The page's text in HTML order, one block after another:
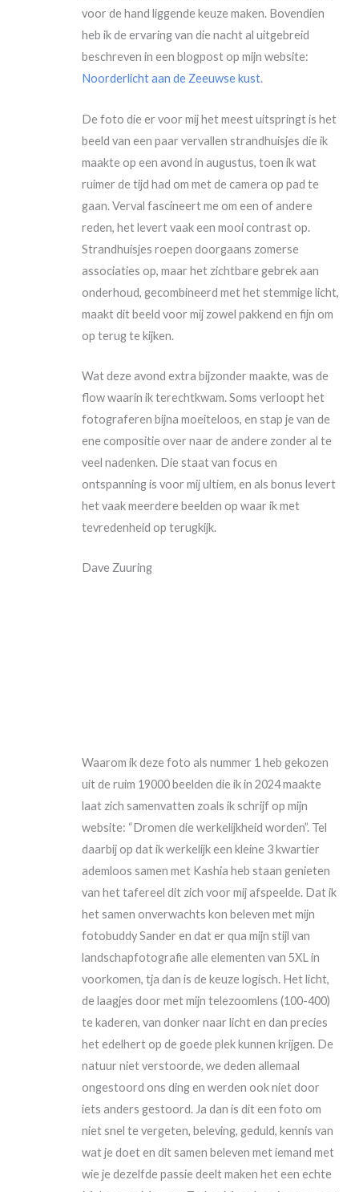
voor de hand liggende keuze maken. Bovendien
heb ik de ervaring van die nacht al uitgebreid
beschreven in een blogpost op mijn website:
Noorderlicht aan de Zeeuwse kust.
De foto die er voor mij het meest uitspringt is het
beeld van een paar vervallen strandhuisjes die ik
maakte op een avond in augustus, toen ik wat
ruimer de tijd had om met de camera op pad te
gaan. Verval fascineert me om een of andere
reden, het levert vaak een mooi contrast op.
Strandhuisjes roepen doorgaans zomerse
associaties op, maar het zichtbare gebrek aan
onderhoud, gecombineerd met het stemmige licht,
maakt dit beeld voor mij zowel pakkend en fijn om
op terug te kijken.
Wat deze avond extra bijzonder maakte, was de
flow waarin ik terechtkwam. Soms verloopt het
fotograferen bijna moeiteloos, en stap je van de
ene compositie over naar de andere zonder al te
veel nadenken. Die staat van focus en
ontspanning is voor mij ultiem, en als bonus levert
het vaak meerdere beelden op waar ik met
tevredenheid op terugkijk.
Dave Zuuring
Waarom ik deze foto als nummer 1 heb gekozen
uit de ruim 19000 beelden die ik in 2024 maakte
laat zich samenvatten zoals ik schrijf op mijn
website: “Dromen die werkelijkheid worden”. Tel
daarbij op dat ik werkelijk een kleine 3 kwartier
ademloos samen met Kashia heb staan genieten
van het tafereel dit zich voor mij afspeelde. Dat ik
het samen onverwachts kon beleven met mijn
fotobuddy Sander en dat er qua mijn stijl van
landschapfotografie alle elementen van 5XL in
voorkomen, tja dan is de keuze logisch. Het licht,
de laagjes door met mijn telezoomlens (100-400)
te kaderen, van donker naar licht en dan precies
het edelhert op de goede plek kunnen krijgen. De
natuur niet verstoorde, we deden allemaal
ongestoord ons ding en werden ook niet door
iets anders gestoord. Ja dan is dit een foto om
niet snel te vergeten, beleving, geduld, kennis van
wat je doet en dit samen beleven met iemand met
wie je dezelfde passie deelt maken het een echte